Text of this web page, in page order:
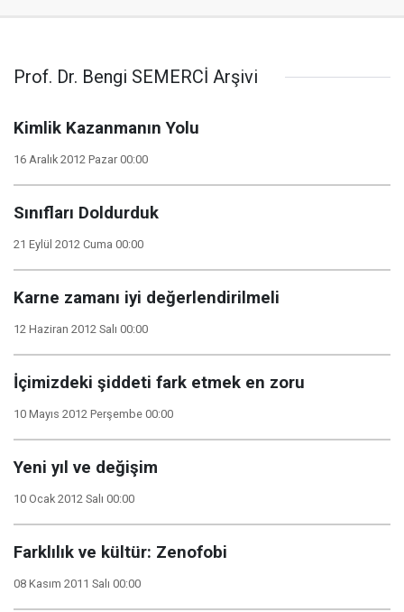
Prof. Dr. Bengi SEMERCİ Arşivi
Kimlik Kazanmanın Yolu
16 Aralık 2012 Pazar 00:00
Sınıfları Doldurduk
21 Eylül 2012 Cuma 00:00
Karne zamanı iyi değerlendirilmeli
12 Haziran 2012 Salı 00:00
İçimizdeki şiddeti fark etmek en zoru
10 Mayıs 2012 Perşembe 00:00
Yeni yıl ve değişim
10 Ocak 2012 Salı 00:00
Farklılık ve kültür: Zenofobi
08 Kasım 2011 Salı 00:00